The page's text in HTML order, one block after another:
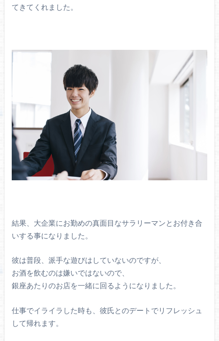
てきてくれました。
結果、大企業にお勤めの真面目なサラリーマンとお付き合
いする事になりました。
彼は普段、派手な遊びはしていないのですが、
お酒を飲むのは嫌いではないので、
銀座あたりのお店を一緒に回るようになりました。
仕事でイライラした時も、彼氏とのデートでリフレッシュ
して帰れます。